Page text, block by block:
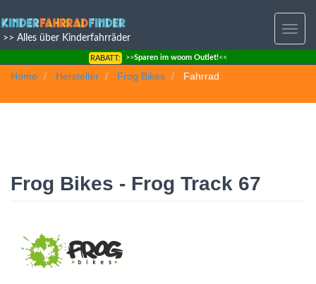
Toggle
>> Alles über Kinderfahrräder
RABATT: >>Sparen im woom Outlet!<<
Home Hersteller Frog Bikes Fahrrad
Frog Bikes - Frog Track 67